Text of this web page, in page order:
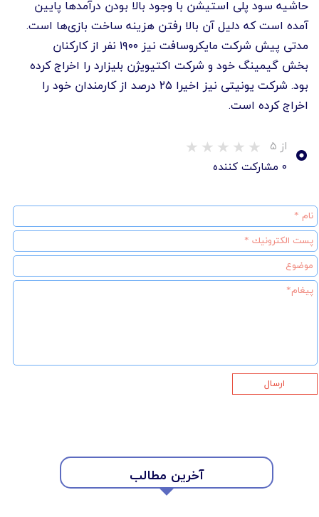
حاشیه سود پلی استیشن با وجود بالا بودن درآمدها پایین
آمده است که دلیل آن بالا رفتن هزینه ساخت بازی‌ها است.
مدتی پیش شرکت مایکروسافت نیز ۱۹۰۰ نفر از کارکنان
بخش گیمینگ خود و شرکت اکتیویژن بلیزارد را اخراج کرده
بود. شرکت یونیتی نیز اخیرا ۲۵ درصد از کارمندان خود را
اخراج کرده است.
۰ از ۵
۰ مشارکت کننده
آخرین مطالب
ارسال